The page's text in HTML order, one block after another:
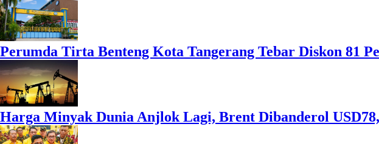
Perumda Tirta Benteng Kota Tangerang Tebar Diskon 81
Harga Minyak Dunia Anjlok Lagi, Brent Dibanderol